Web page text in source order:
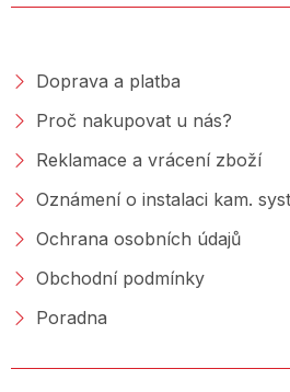
Doprava a platba
Proč nakupovat u nás?
Reklamace a vrácení zboží
Oznámení o instalaci kam.
Ochrana osobních údajů
Obchodní podmínky
Poradna